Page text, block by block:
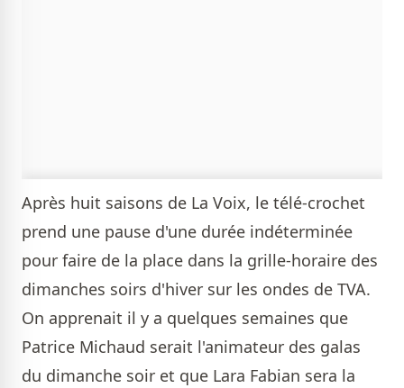
Après huit saisons de La Voix, le télé-crochet
prend une pause d'une durée indéterminée
pour faire de la place dans la grille-horaire des
dimanches soirs d'hiver sur les ondes de TVA.
On apprenait il y a quelques semaines que
Patrice Michaud serait l'animateur des galas
du dimanche soir et que Lara Fabian sera la